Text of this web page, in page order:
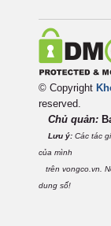
© Copyright
reserved.
Chủ quản:
Lưu ý: Các tác
của mình
trên vongco.vn.
dung số!